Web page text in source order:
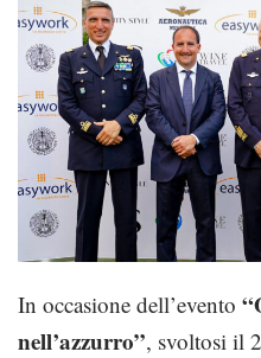
In occasione dell’evento
nell’azzurro”, svoltosi il